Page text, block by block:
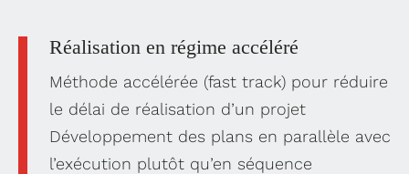
Réalisation en régime accéléré
Méthode accélérée (fast track) pour réduire
le délai de réalisation d’un projet
Développement des plans en parallèle avec
l’exécution plutôt qu’en séquence